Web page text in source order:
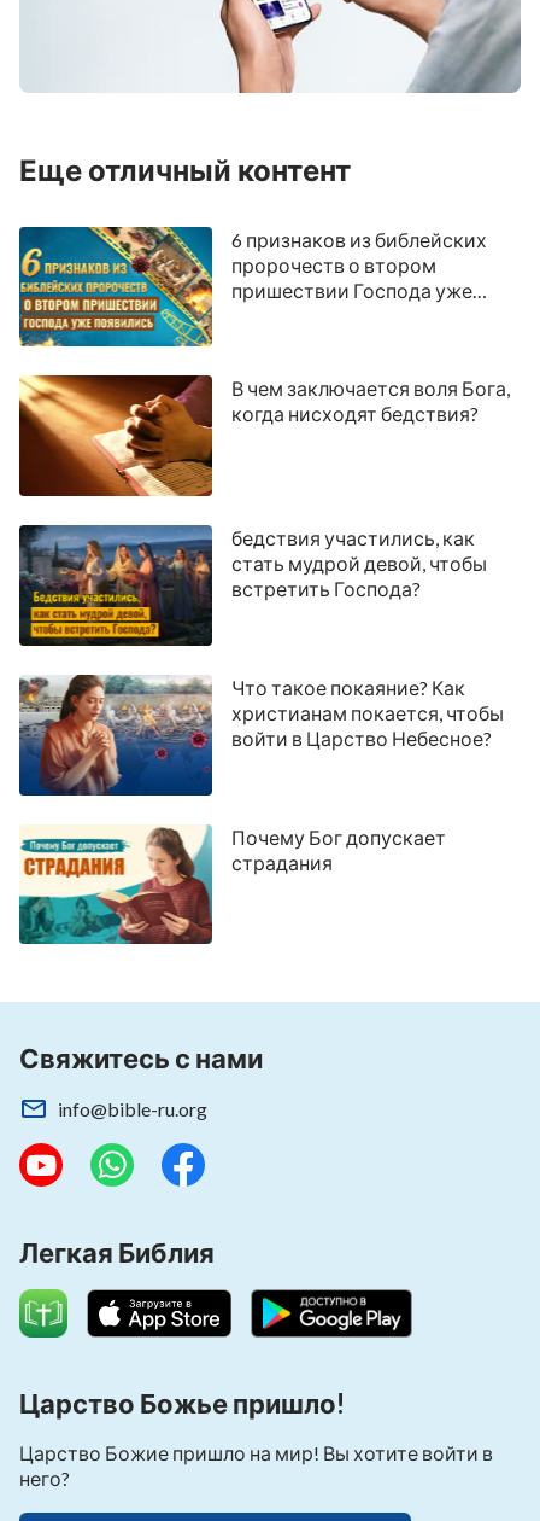
Еще отличный контент
6 признаков из библейских
пророчеств о втором
пришествии Господа уже
В чем заключается воля Бога,
когда нисходят бедствия?
бедствия участились, как
стать мудрой девой, чтобы
встретить Господа?
Что такое покаяние? Как
христианам покается, чтобы
войти в Царство Небесное?
Почему Бог допускает
страдания
Свяжитесь с нами
info@bible-ru.org
Легкая Библия
Царство Божье пришло!
Царство Божие пришло на мир! Вы хотите войти в
него?